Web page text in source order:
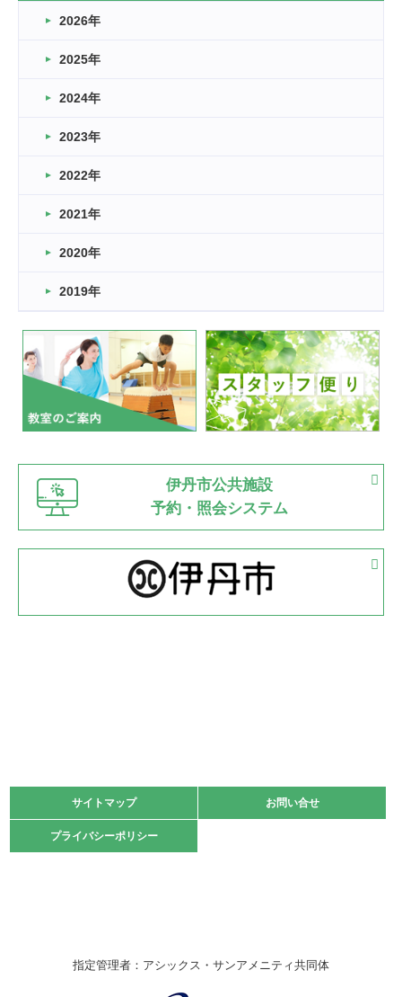
2026.03.16
車いすバスケとRくんのお話
卒業・卒園の季節★
2026.03.11
緑ケ丘体育館
2022.11.03
緑ケ丘体育館
いたっぼーる大会☆彡
緑ケ丘体育館
2022.07.03
市内総合体育大会が開始
緑ケ丘体育館 猪名川運動広場
古池運動広場
2022.06.12
県知事杯争奪バレーボール大会が開催
緑ケ丘体育館
2022.05.05
体育協会長杯 バドミントン競技の部
2022.05.22
緑ケ丘体育館
2021.10.23
卓球選手権大会ラージボールの部開催☆
伊丹市総合体育大会 バレーボール大会が開催されました
2026年
2025年
2024年
2023年
2022年
2021年
2020年
2019年
伊丹市公共施設
予約・照会システム
サイトマップ お問い合せ
プライバシーポリシー
サイトマップ お問い合せ
プライバシーポリシー
指定管理者：アシックス・サンアメニティ共同体